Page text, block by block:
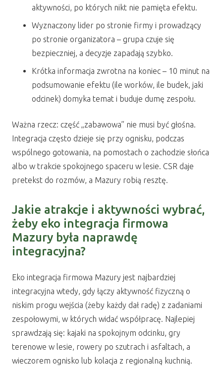
aktywności, po których nikt nie pamięta efektu.
Wyznaczony lider po stronie firmy i prowadzący
po stronie organizatora – grupa czuje się
bezpieczniej, a decyzje zapadają szybko.
Krótka informacja zwrotna na koniec – 10 minut na
podsumowanie efektu (ile worków, ile budek, jaki
odcinek) domyka temat i buduje dumę zespołu.
Ważna rzecz: część „zabawowa” nie musi być głośna.
Integracja często dzieje się przy ognisku, podczas
wspólnego gotowania, na pomostach o zachodzie słońca
albo w trakcie spokojnego spaceru w lesie. CSR daje
pretekst do rozmów, a Mazury robią resztę.
Jakie atrakcje i aktywności wybrać,
żeby eko integracja firmowa
Mazury była naprawdę
integracyjna?
Eko integracja firmowa Mazury jest najbardziej
integracyjna wtedy, gdy łączy aktywność fizyczną o
niskim progu wejścia (żeby każdy dał radę) z zadaniami
zespołowymi, w których widać współpracę. Najlepiej
sprawdzają się: kajaki na spokojnym odcinku, gry
terenowe w lesie, rowery po szutrach i asfaltach, a
wieczorem ognisko lub kolacja z regionalną kuchnią.